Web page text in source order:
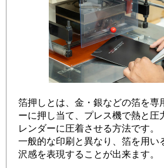
箔押しとは、金・銀などの箔を専
ーに押し当て、プレス機で熱と圧
レンダーに圧着させる方法です。
一般的な印刷と異なり、箔を用い
沢感を表現することが出来ます。